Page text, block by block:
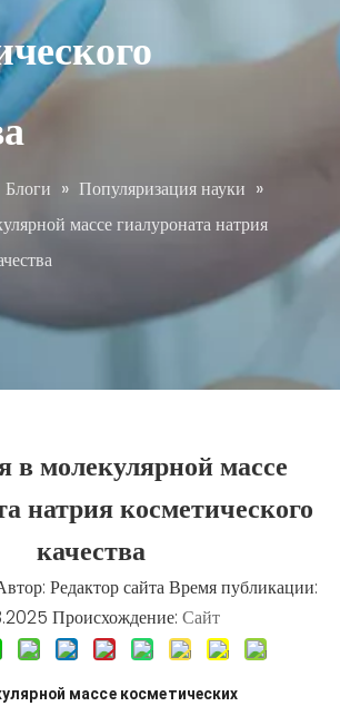
Блоги » Популяризация науки »
массе гиалуроната натрия
в молекулярной массе
натрия косметического
качества
Редактор сайта Время публикации:
Происхождение: Сайт
массе косметических